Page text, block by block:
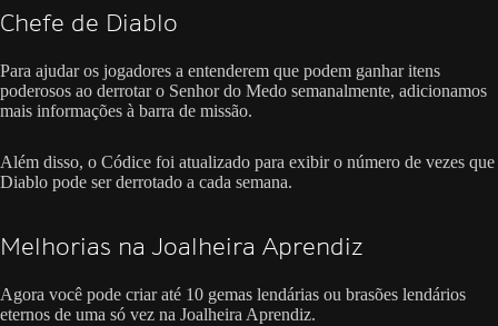
Chefe de Diablo
Para ajudar os jogadores a entenderem que podem ganhar itens
poderosos ao derrotar o Senhor do Medo semanalmente, adicionamos
mais informações à barra de missão.
Além disso, o Códice foi atualizado para exibir o número de vezes que
Diablo pode ser derrotado a cada semana.
Melhorias na Joalheira Aprendiz
Agora você pode criar até 10 gemas lendárias ou brasões lendários
eternos de uma só vez na Joalheira Aprendiz.